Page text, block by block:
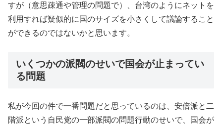
すが（意思疎通や管理の問題で）、台湾のようにネットを
利用すれば疑似的に国のサイズを小さくして議論すること
ができるのではないかと思います。
いくつかの派閥のせいで国会が止まってい
る問題
私が今回の件で一番問題だと思っているのは、安倍派と二
階派という自民党の一部派閥の問題行動のせいで、国会が